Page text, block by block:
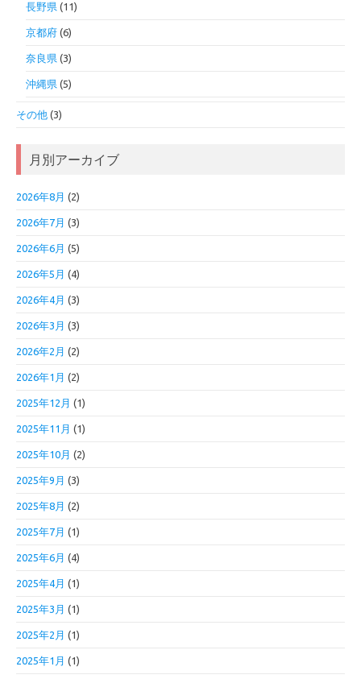
長野県 (11)
京都府 (6)
奈良県 (3)
沖縄県 (5)
その他 (3)
月別アーカイブ
2026年8月 (2)
2026年7月 (3)
2026年6月 (5)
2026年5月 (4)
2026年4月 (3)
2026年3月 (3)
2026年2月 (2)
2026年1月 (2)
2025年12月 (1)
2025年11月 (1)
2025年10月 (2)
2025年9月 (3)
2025年8月 (2)
2025年7月 (1)
2025年6月 (4)
2025年4月 (1)
2025年3月 (1)
2025年2月 (1)
2025年1月 (1)